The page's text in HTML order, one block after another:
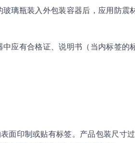
玻璃瓶装入外包装容器后，应用防震
中应有合格证、说明书（当内标签的
面印制或贴有标签。产品包装尺寸